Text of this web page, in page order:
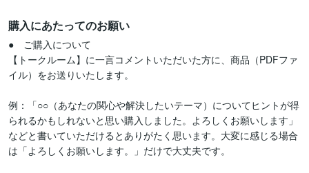
購入にあたってのお願い
●　ご購入について
【トークルーム】に一言コメントいただいた方に、商品（PDFファ
イル）をお送りいたします。
例：「○○（あなたの関心や解決したいテーマ）についてヒントが得
られるかもしれないと思い購入しました。よろしくお願いします」
などと書いていただけるとありがたく思います。大変に感じる場合
は「よろしくお願いします。」だけで大丈夫です。